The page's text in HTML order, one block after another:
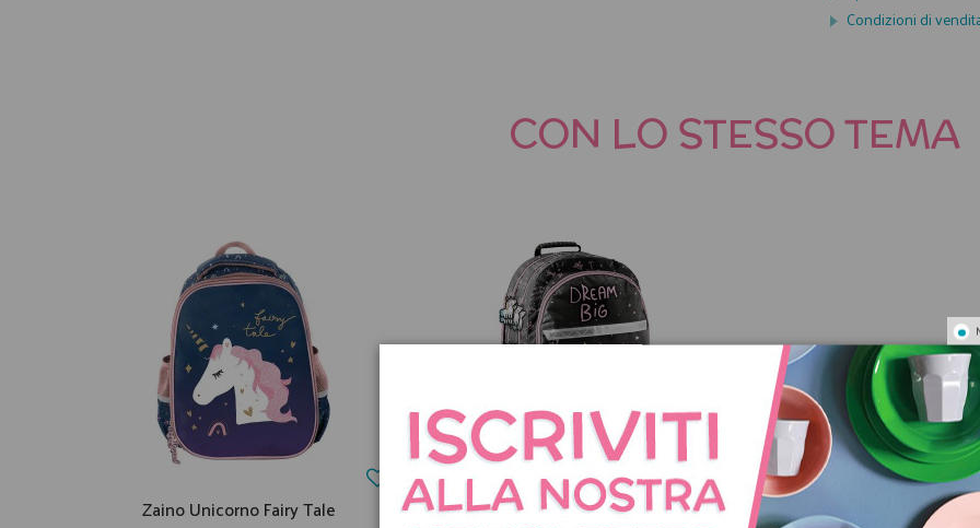
Condizioni di
CON LO STESSO TEMA
Zaino Unicorno Fairy Tale Zaino Unicorno Dream Big